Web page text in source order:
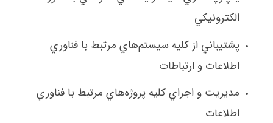
الكترونيكي
پشتيباني از كليه سيستم‌هاي مرتبط با فناوري
اطلاعات و ارتباطات
مديريت و اجراي كليه پروژه‌هاي مرتبط با فناوري
اطلاعات